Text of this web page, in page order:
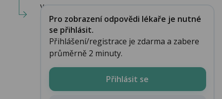
v...
Pro zobrazení odpovědi lékaře je nutné
se přihlásit.
Přihlášení/registrace je zdarma a zabere
průměrně 2 minuty.
Přihlásit se